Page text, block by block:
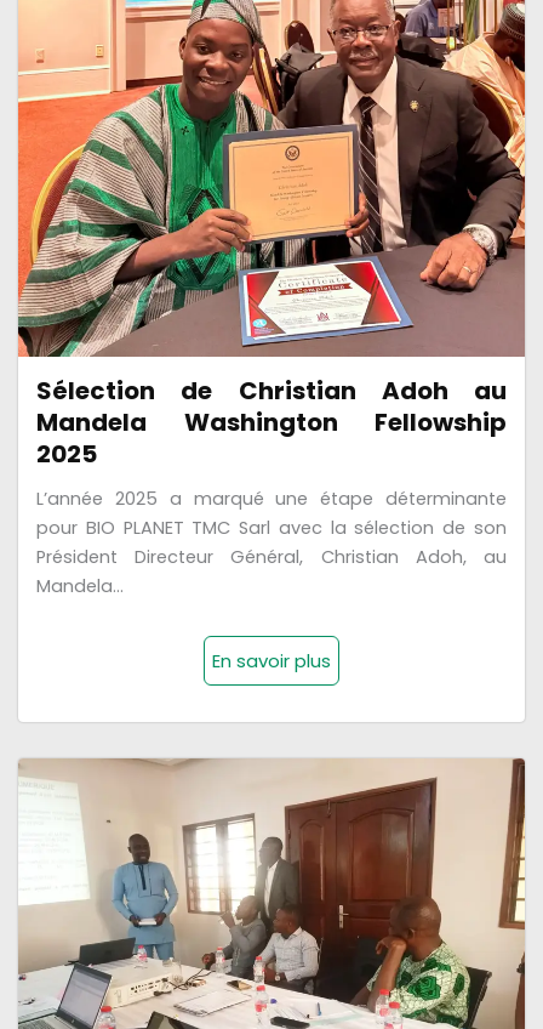
Sélection de Christian Adoh au
Mandela Washington Fellowship
2025
L’année 2025 a marqué une étape déterminante
pour BIO PLANET TMC Sarl avec la sélection de son
Président Directeur Général, Christian Adoh, au
Mandela...
En savoir plus